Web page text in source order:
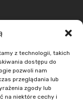
z technologii, takich
dostępu do
pozwoli nam
przeglądania lub
zgody lub
na niektóre cechy i